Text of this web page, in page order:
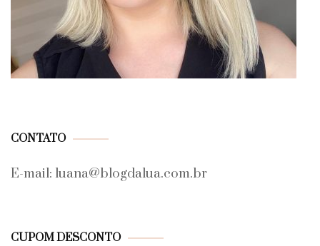
CONTATO
E-mail: luana@blogdalua.com.br
CUPOM DESCONTO